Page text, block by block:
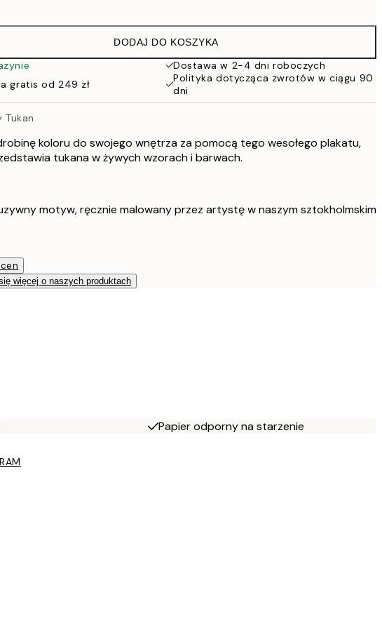
119 zł
152 zł
DODAJ DO KOSZYKA
Dostawa w 2-4 dni roboczych
gratis od 249 zł
Polityka dotycząca zwrotów w ciągu 90
dni
Tukan
koloru do swojego wnętrza za pomocą tego wesołego plakatu,
tukana w żywych wzorach i barwach.
motyw, ręcznie malowany przez artystę w naszym sztokholmskim
więcej o naszych produktach
Papier odporny na starzenie